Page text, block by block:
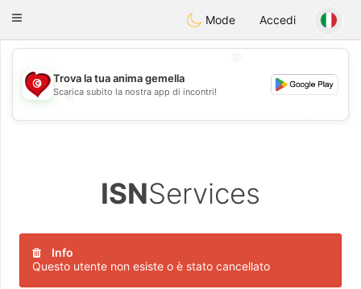
Tunisia Dating
Toggle
Mode Accedi
💖
💕
Trova la tua anima gemella
Scarica subito la nostra app di incontri!
ISNServices
Info
Questo utente non esiste o è stato cancellato